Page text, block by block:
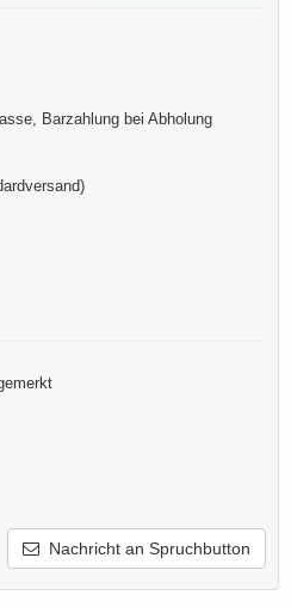
Barzahlung bei Abholung
Nachricht an Spruchbutton